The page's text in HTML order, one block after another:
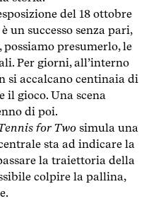
del 18 ottobre
un successo senza pari,
possiamo presumerlo, le
Per giorni, all’interno
si accalcano centinaia di
il gioco. Una scena
di poi.
for Two simula una
sta ad indicare la
la traiettoria della
colpire la pallina,